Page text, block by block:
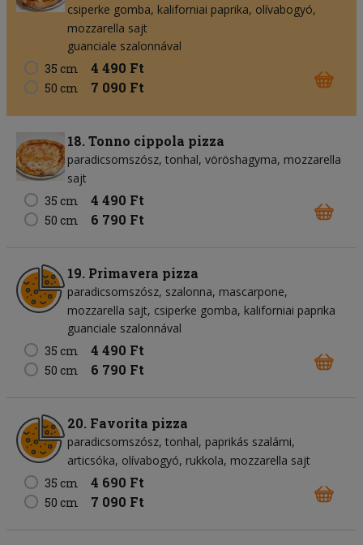
csiperke gomba kaliforniai paprika olívabogyó
mozzarella sajt
guanciale szalonnával
35 cm
4 490 Ft
50 cm 7 090 Ft
18. Tonno cippola pizza
paradicsomszósz tonhal vöröshagyma mozzarella
sajt
35 cm
4 490 Ft
50 cm 6 790 Ft
19. Primavera pizza
paradicsomszósz szalonna mascarpone
mozzarella sajt csiperke gomba kaliforniai paprika
guanciale szalonnával
35 cm
4 490 Ft
50 cm 6 790 Ft
20. Favorita pizza
paradicsomszósz tonhal paprikás szalámi
articsóka olívabogyó rukkola mozzarella sajt
35 cm
4 690 Ft
50 cm 7 090 Ft